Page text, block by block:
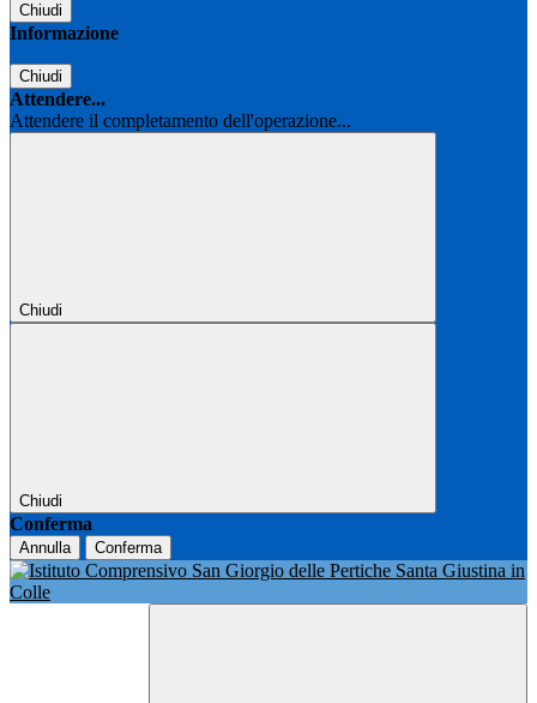
Chiudi
Informazione
Chiudi
Attendere...
Attendere il completamento dell'operazione...
Chiudi
Chiudi
Conferma
Annulla Conferma